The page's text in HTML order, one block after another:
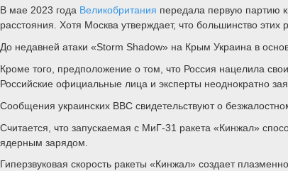
В мае 2023 года Великобритания передала первую партию
расстояния. Хотя Москва утверждает, что большинство
До недавней атаки «Storm Shadow» на Крым Украина в
Кроме того, предположение о том, что Россия нацелила
Российские официальные лица и эксперты неоднократно
Сообщения украинских ВВС свидетельствуют о
Считается, что запускаемая с МиГ-31 ракета «Кинжал»
ядерным зарядом.
Гиперзвуковая скорость ракеты «Кинжал» создает